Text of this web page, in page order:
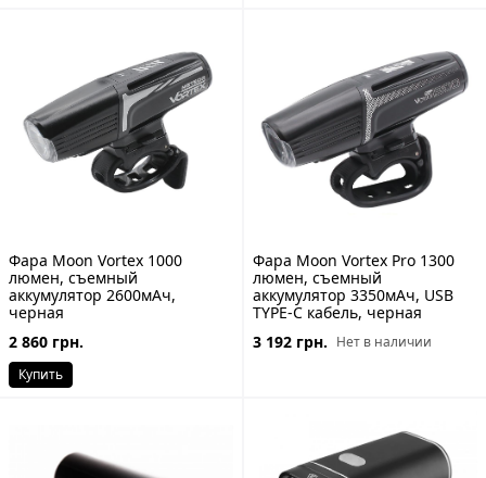
Фара Moon Vortex 1000
люмен, съемный
аккумулятор 2600мАч,
черная
2 860 грн.
Купить
Фара Moon Vortex Pro 1300
люмен, съемный
аккумулятор 3350мАч, USB
TYPE-C кабель, черная
3 192 грн. Нет в наличии